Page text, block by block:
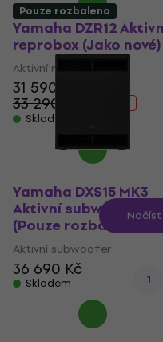
Yamaha DZR12
reprobox (Jako nové)
Aktivní reprobox
31 590 Kč
33 290 Kč
Skladem
Pouze rozbaleno
Yamaha DXS15 MK3
Aktivní subwoofer
(Pouze rozbaleno)
Aktivní subwoofer
36 690 Kč
Skladem 1